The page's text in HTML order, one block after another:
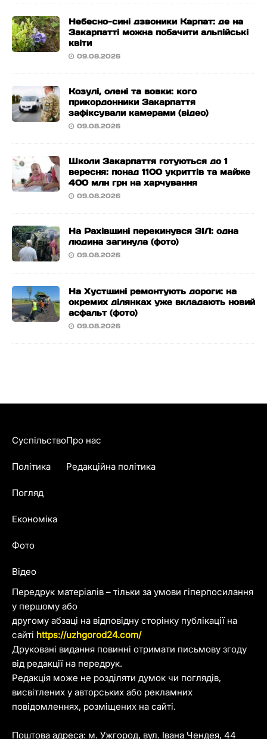
Небесно-сині дзвоники Карпат: де на
Закарпатті можна побачити альпійські
квіти
09.08.2026
Козулі, олені та вовки: кого
прикордонники Закарпаття
зафіксували камерами (відео)
09.08.2026
Школи Закарпаття готуються до 1
вересня: понад 1100 укриттів та майже
400 млн грн на харчування
09.08.2026
На Рахівщині перекинувся ЗІЛ: одна
людина загинула (фото)
09.08.2026
На Хустщині ремонтують дороги: на
окремих ділянках уже вкладають новий
асфальт (фото)
09.08.2026
Передрук матеріалів – тільки за умови гіперпосилання
у першому або
другому абзаці на відповідну сторінку публікації на
сайті https://uzhgorod24.com/
Друковані видання повинні отримати письмову згоду
від редакції на передрук.
Редакція може не розділяти думок чи поглядів,
висвітлених у авторських або рекламних
повідомленнях, розміщених на сайті.
Поштова адреса: м. Ужгород, вул. Івана Чендея, 44
Суспільство
Політика
Погляд
Економіка
Фото
Відео
Про нас
Редакційна політика